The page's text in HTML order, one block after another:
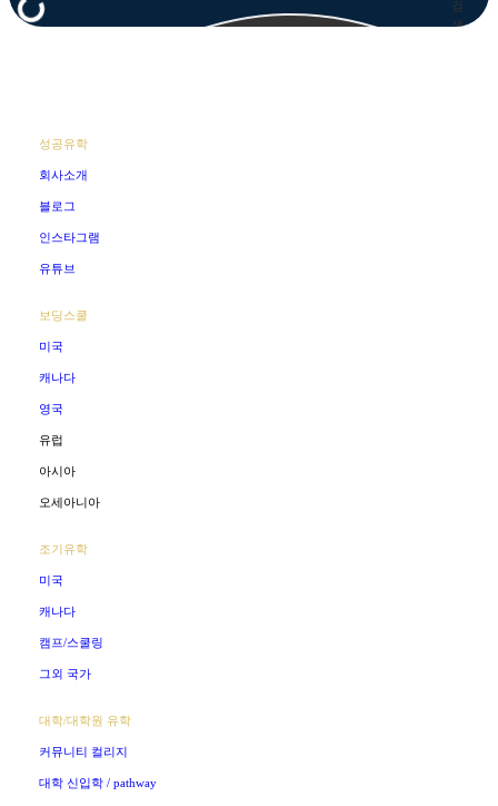
검
색
성공유학
회사소개
블로그
인스타그램
유튜브
보딩스쿨
미국
캐나다
영국
유럽
아시아
오세아니아
조기유학
미국
캐나다
캠프/스쿨링
그외 국가
대학/대학원 유학
커뮤니티 컬리지
대학 신입학 / pathway